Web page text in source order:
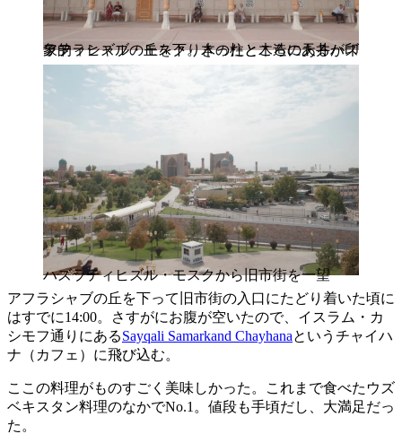
アフラシャブの丘を下りきったところにあるハズラティヒズル・モスク。木の柱と木造の天井が印象的
ハズラティヒズル・モスクから旧市街を一望
アフラシャブの丘を下って旧市街の入口にたどり着いた頃に
はすでに14:00。さすがにお腹が空いたので、イスラム・カ
シモフ通りにあるSayqali Samarkand Chayhanaというチャイハ
ナ（カフェ）に飛び込む。
ここの料理がものすごく美味しかった。これまで食べたウズ
ベキスタン料理のなかでNo.1。値段も手頃だし、大満足だっ
た。